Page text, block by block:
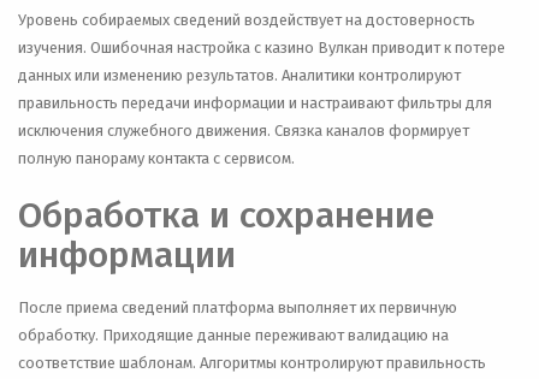
Уровень собираемых сведений воздействует на достоверность
изучения. Ошибочная настройка с казино Вулкан приводит к потере
данных или изменению результатов. Аналитики контролируют
правильность передачи информации и настраивают фильтры для
исключения служебного движения. Связка каналов формирует
полную панораму контакта с сервисом.
Обработка и сохранение
информации
После приема сведений платформа выполняет их первичную
обработку. Приходящие данные переживают валидацию на
соответствие шаблонам. Алгоритмы контролируют правильность